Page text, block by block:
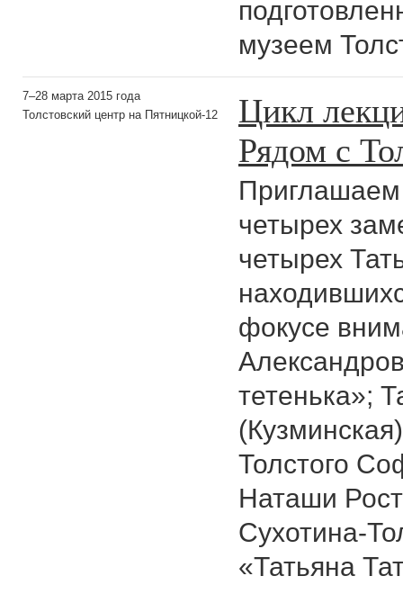
музеем
7–28 марта 2015 года
Толстовский центр на Пятницкой-12
Цикл
Рядом с
Приглашаем
четырех
четырех
фокусе
тетенька»;
Толстого
Наташи
Сухотина-
«Татьяна